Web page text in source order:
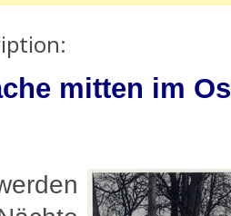
mitten im